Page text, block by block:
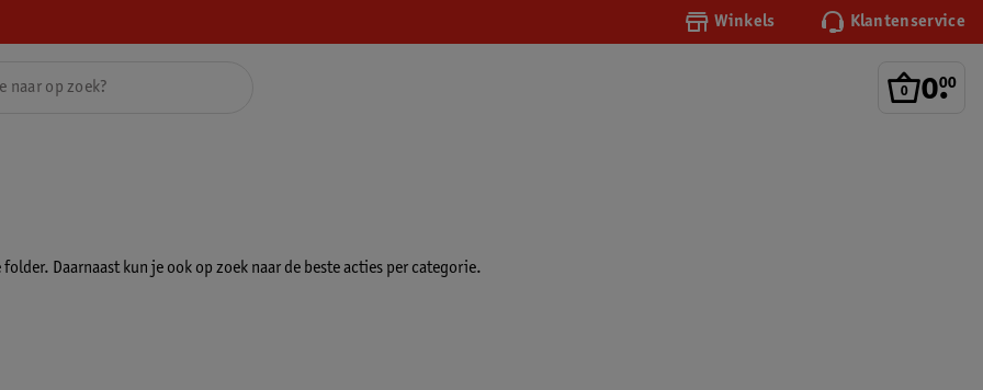
Winkels Klantenservice
0.
00
Daarnaast kun je ook op zoek naar de beste acties per categorie.